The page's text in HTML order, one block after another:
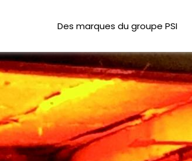
Des marques du groupe PSI